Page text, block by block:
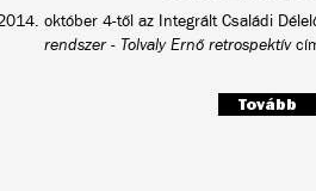
október 4-től az Integrált Családi
rendszer - Tolvaly Ernő retrospektív
Tovább